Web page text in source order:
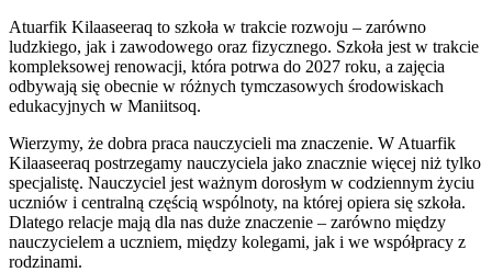
Atuarfik Kilaaseeraq to szkoła w trakcie rozwoju – zarówno
ludzkiego, jak i zawodowego oraz fizycznego. Szkoła jest w trakcie
kompleksowej renowacji, która potrwa do 2027 roku, a zajęcia
odbywają się obecnie w różnych tymczasowych środowiskach
edukacyjnych w Maniitsoq.
Wierzymy, że dobra praca nauczycieli ma znaczenie. W Atuarfik
Kilaaseeraq postrzegamy nauczyciela jako znacznie więcej niż tylko
specjalistę. Nauczyciel jest ważnym dorosłym w codziennym życiu
uczniów i centralną częścią wspólnoty, na której opiera się szkoła.
Dlatego relacje mają dla nas duże znaczenie – zarówno między
nauczycielem a uczniem, między kolegami, jak i we współpracy z
rodzinami.